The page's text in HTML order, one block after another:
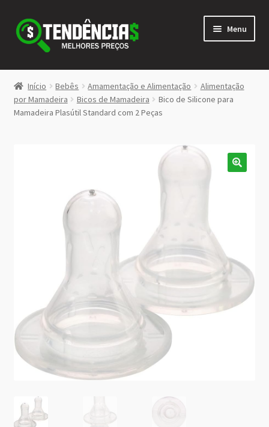
Pular
para
navegação
Pular
para
conteúdo
Menu
LOJA
<>
Início Bebês Amamentação e Alimentação
Alimentação
por Mamadeira
Bicos de Mamadeira
Bico de Silicone para
Mamadeira Plasútil Standard com 2 Peças